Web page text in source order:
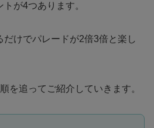
が4つあります。
だけでパレードが2倍3倍と楽し
を追ってご紹介していきます。